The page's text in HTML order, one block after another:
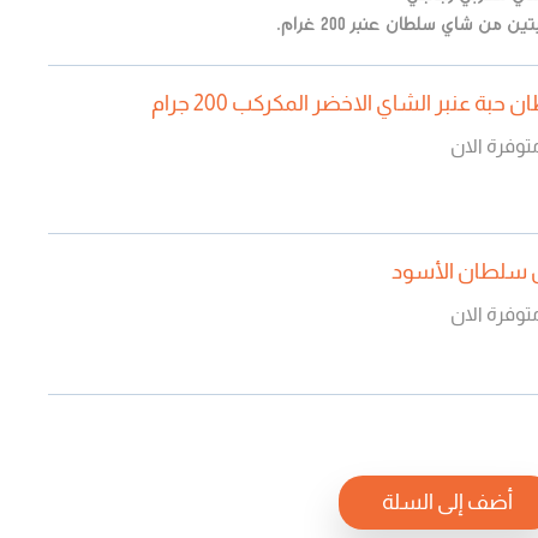
شاي سلطان عنبر 200 غرام.
حبة عنبر الشاي الاخضر المكركب 200 جرام
الان
الأسود
الان
أضف إلى السلة